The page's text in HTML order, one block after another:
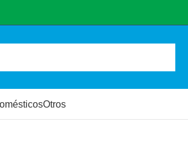
Otros